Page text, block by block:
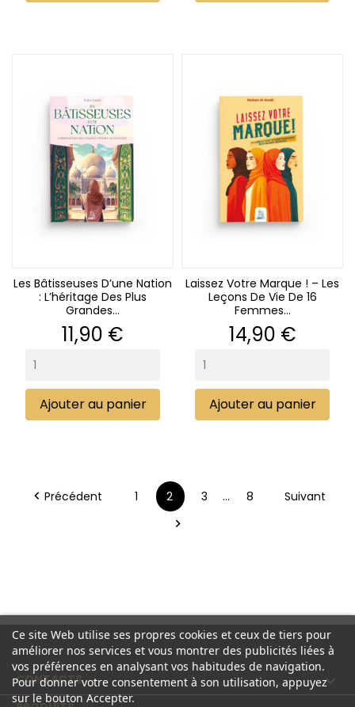
Les Bâtisseuses D’une Nation
: L’héritage Des Plus
Grandes...
Prix
11,90 €
Ajouter au panier
Laissez Votre Marque ! – Les
Leçons De Vie De 16
Femmes...
Prix
14,90 €
Ajouter au panier
 Précédent 1 2 3 … 8 Suivant

CONTACTS 
Ce site Web utilise ses propres cookies et ceux de tiers pour
améliorer nos services et vous montrer des publicités liées à
vos préférences en analysant vos habitudes de navigation.
Pour donner votre consentement à son utilisation, appuyez
sur le bouton Accepter.